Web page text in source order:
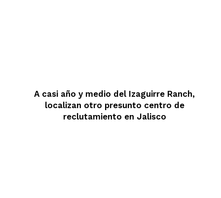
A casi año y medio del Izaguirre Ranch,
localizan otro presunto centro de
reclutamiento en Jalisco